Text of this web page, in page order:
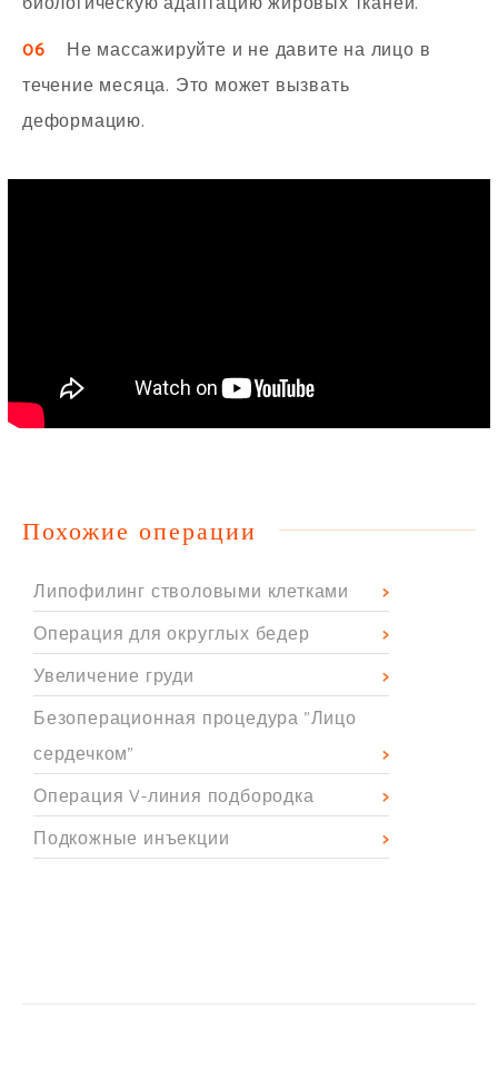
06 Не массажируйте и не давите на лицо в
течение месяца. Это может вызвать
деформацию.
Похожие операции
Липофилинг стволовыми клетками
Операция для округлых бедер
Увеличение груди
Безоперационная процедура "Лицо
сердечком"
Операция V-линия подбородка
Подкожные инъекции